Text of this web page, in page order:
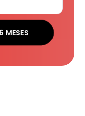
MESES